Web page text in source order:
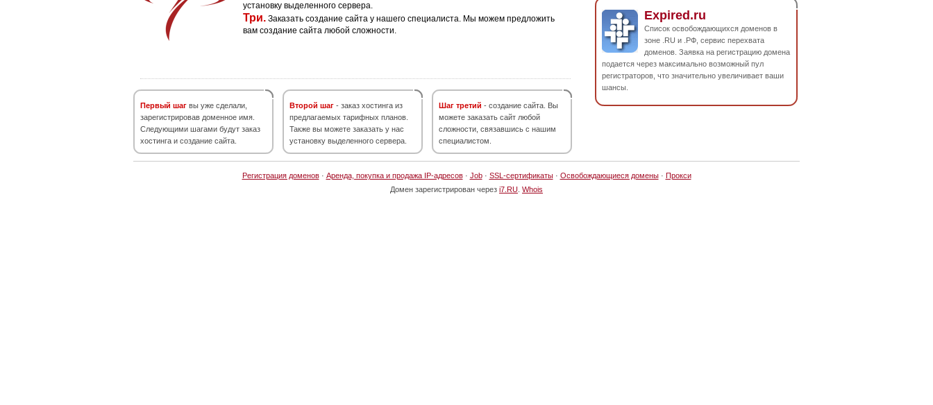
установку выделенного сервера.
Три. Заказать создание сайта у нашего специалиста. Мы можем предложить
вам создание сайта любой сложности.
Первый шаг вы уже сделали,
зарегистрировав доменное имя.
Следующими шагами будут заказ
хостинга и создание сайта.
Второй шаг - заказ хостинга из
предлагаемых тарифных планов.
Также вы можете заказать у нас
установку выделенного сервера.
Шаг третий - создание сайта. Вы
можете заказать сайт любой
сложности, связавшись с нашим
специалистом.
Expired.ru
Список освобождающихся доменов в
зоне .RU и .РФ, сервис перехвата
доменов. Заявка на регистрацию домена
подается через максимально возможный пул
регистраторов, что значительно увеличивает ваши
шансы.
Регистрация доменов· Аренда, покупка и продажа IP-адресов· Job· SSL-сертификаты· Освобождающиеся домены· Прокси
Домен зарегистрирован через i7.RU Whois